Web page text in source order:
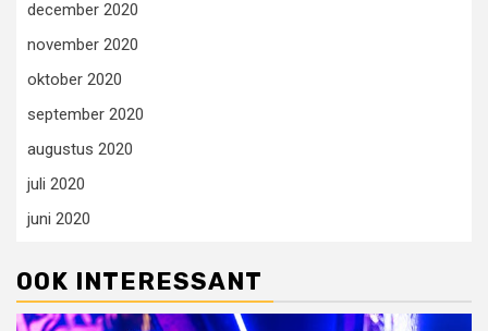
december 2020
november 2020
oktober 2020
september 2020
augustus 2020
juli 2020
juni 2020
OOK INTERESSANT